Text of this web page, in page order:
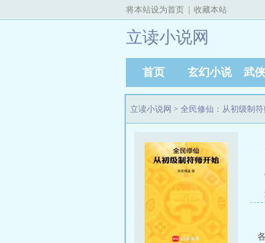
将本站设为首页 收藏本站
立读小说网
首页 玄幻小说 武
立读小说网 > 全民修仙：从初级制